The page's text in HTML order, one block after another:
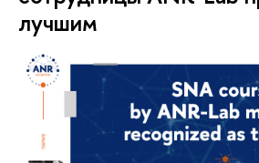
лучшим